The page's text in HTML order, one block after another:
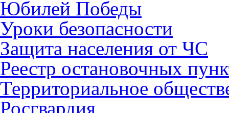
Юбилей Победы
Уроки безопасности
Защита населения от ЧС
Реестр остановочных
Территориальное
Росгвардия